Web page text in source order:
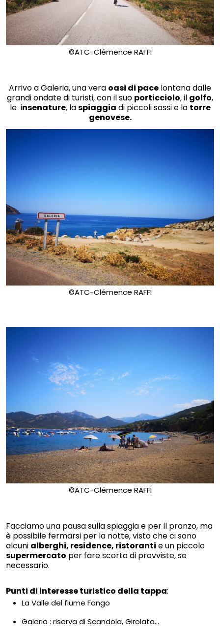
©ATC-Clémence RAFFI
Arrivo a Galeria, una vera oasi di pace lontana dalle
grandi ondate di turisti, con il suo porticciolo, il golfo,
le insenature, laspiaggia di piccoli sassi e la torre
genovese.
©ATC-Clémence RAFFI
©ATC-Clémence RAFFI
Facciamo una pausa sulla spiaggia e per il pranzo, ma
è possibile fermarsi per la notte, visto che ci sono
alcuni alberghi, residence, ristoranti e un piccolo
supermercato per fare scorta di provviste, se
necessario.
Punti di interesse turistico della tappa:
La Valle del fiume Fango
Galeria : riserva di Scandola, Girolata...